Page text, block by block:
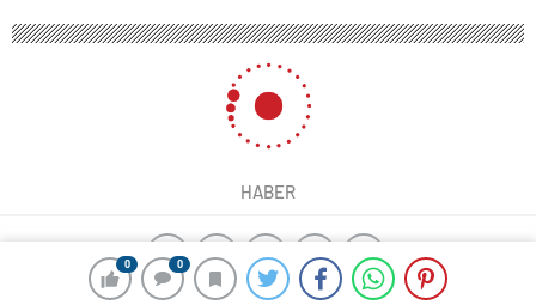
0 0
HABER